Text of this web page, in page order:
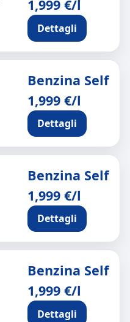
1,999 €/l
Dettagli
Benzina Self
1,999 €/l
Dettagli
Benzina Self
1,999 €/l
Dettagli
Benzina Self
1,999 €/l
Dettagli